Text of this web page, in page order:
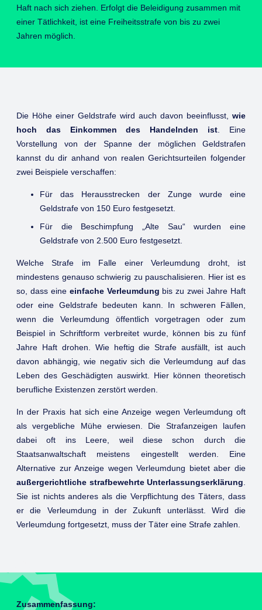
Haft nach sich ziehen. Erfolgt die Beleidigung zusammen mit
einer Tätlichkeit, ist eine Freiheitsstrafe von bis zu zwei
Jahren möglich.
Die Höhe einer Geldstrafe wird auch davon beeinflusst, wie
hoch das Einkommen des Handelnden ist. Eine
Vorstellung von der Spanne der möglichen Geldstrafen
kannst du dir anhand von realen Gerichtsurteilen folgender
zwei Beispiele verschaffen:
Für das Herausstrecken der Zunge wurde eine
Geldstrafe von 150 Euro festgesetzt.
Für die Beschimpfung „Alte Sau“ wurden eine
Geldstrafe von 2.500 Euro festgesetzt.
Welche Strafe im Falle einer Verleumdung droht, ist
mindestens genauso schwierig zu pauschalisieren. Hier ist es
so, dass eine einfache Verleumdung bis zu zwei Jahre Haft
oder eine Geldstrafe bedeuten kann. In schweren Fällen,
wenn die Verleumdung öffentlich vorgetragen oder zum
Beispiel in Schriftform verbreitet wurde, können bis zu fünf
Jahre Haft drohen. Wie heftig die Strafe ausfällt, ist auch
davon abhängig, wie negativ sich die Verleumdung auf das
Leben des Geschädigten auswirkt. Hier können theoretisch
berufliche Existenzen zerstört werden.
In der Praxis hat sich eine Anzeige wegen Verleumdung oft
als vergebliche Mühe erwiesen. Die Strafanzeigen laufen
dabei oft ins Leere, weil diese schon durch die
Staatsanwaltschaft meistens eingestellt werden. Eine
Alternative zur Anzeige wegen Verleumdung bietet aber die
außergerichtliche strafbewehrte Unterlassungserklärung.
Sie ist nichts anderes als die Verpflichtung des Täters, dass
er die Verleumdung in der Zukunft unterlässt. Wird die
Verleumdung fortgesetzt, muss der Täter eine Strafe zahlen.
Zusammenfassung: